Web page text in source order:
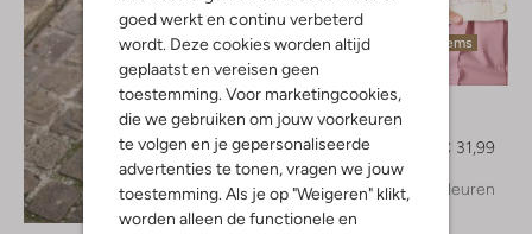
goed werkt en continu verbeterd
wordt. Deze cookies worden altijd
geplaatst en vereisen geen
toestemming. Voor marketingcookies,
die we gebruiken om jouw voorkeuren
te volgen en je gepersonaliseerde
advertenties te tonen, vragen we jouw
toestemming. Als je op "Weigeren" klikt,
worden alleen de functionele en
Ontdek de look
Laatste items
Y.a.s.
Vest
€ 31,99
+ meer kleuren